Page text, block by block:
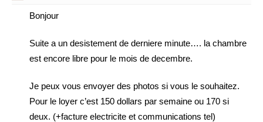
Bonjour
Suite a un desistement de derniere minute…. la chambre
est encore libre pour le mois de decembre.
Je peux vous envoyer des photos si vous le souhaitez.
Pour le loyer c’est 150 dollars par semaine ou 170 si
deux. (+facture electricite et communications tel)